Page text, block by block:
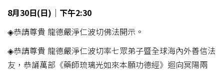
8月30日(日) │下午2:30
◈恭請尊貴 龍德嚴淨仁波切佛法開示。
◈恭請尊貴 龍德嚴淨仁波切率七眾弟子暨全球海內外善信法
友，恭誦萬部《藥師琉璃光如來本願功德經》迴向冥陽兩